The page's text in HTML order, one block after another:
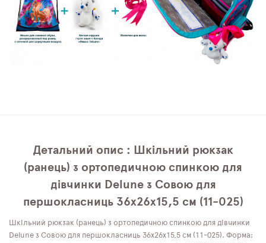
Детальний опис : Шкільний рюкзак
(ранець) з ортопедичною спинкою для
дівчинки Delune з Совою для
першокласниць 36х26х15,5 см (11-025)
Шкільний рюкзак (ранець) з ортопедичною спинкою для дівчинки
Delune з Совою для першокласниць 36х26х15,5 см (11-025). Форма: